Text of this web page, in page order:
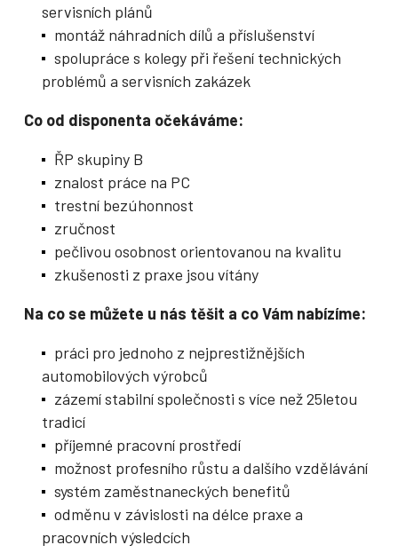
servisních plánů
montáž náhradních dílů a příslušenství
spolupráce s kolegy při řešení technických
problémů a servisních zakázek
Co od disponenta očekáváme:
ŘP skupiny B
znalost práce na PC
trestní bezúhonnost
zručnost
pečlivou osobnost orientovanou na kvalitu
zkušenosti z praxe jsou vítány
Na co se můžete u nás těšit a co Vám nabízíme:
práci pro jednoho z nejprestižnějších
automobilových výrobců
zázemí stabilní společnosti s více než 25letou
tradicí
příjemné pracovní prostředí
možnost profesního růstu a dalšího vzdělávání
systém zaměstnaneckých benefitů
odměnu v závislosti na délce praxe a
pracovních výsledcích